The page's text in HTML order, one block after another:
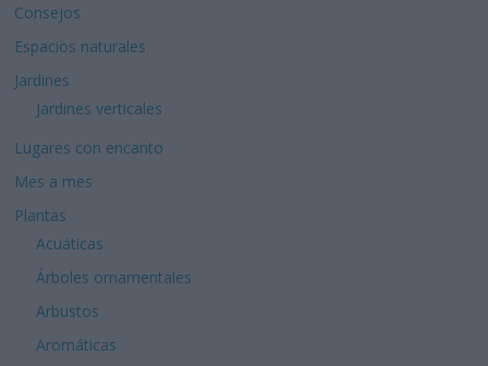
Consejos
Espacios naturales
Jardines
Jardines verticales
Lugares con encanto
Mes a mes
Plantas
Acuáticas
Árboles ornamentales
Arbustos
Aromáticas